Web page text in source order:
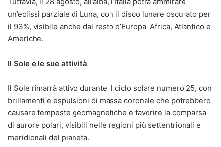
un’eclissi parziale di Luna, con il disco lunare oscurato per
il 93%, visibile anche dal resto d’Europa, Africa, Atlantico e
Americhe.
Il Sole e le sue attività
Il Sole rimarrà attivo durante il ciclo solare numero 25, con
brillamenti e espulsioni di massa coronale che potrebbero
causare tempeste geomagnetiche e favorire la comparsa
di aurore polari, visibili nelle regioni più settentrionali e
meridionali del pianeta.